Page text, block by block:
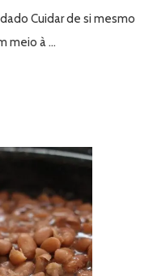
Cuidar de si mesmo
meio à …